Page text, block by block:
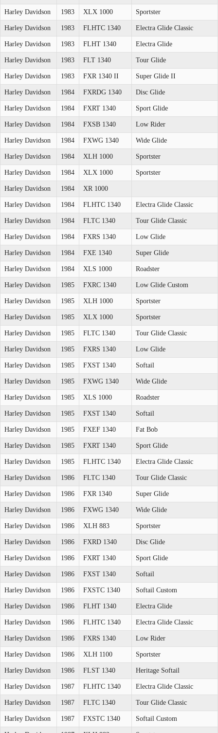
Harley Davidson 1983 XLX 1000 Sportster
Harley Davidson 1983 FLHTC 1340 Electra Glide Classic
Harley Davidson 1983 FLHT 1340 Electra Glide
Harley Davidson 1983 FLT 1340 Tour Glide
Harley Davidson 1983 FXR 1340 II Super Glide II
Harley Davidson 1984 FXRDG 1340 Disc Glide
Harley Davidson 1984 FXRT 1340 Sport Glide
Harley Davidson 1984 FXSB 1340 Low Rider
Harley Davidson 1984 FXWG 1340 Wide Glide
Harley Davidson 1984 XLH 1000 Sportster
Harley Davidson 1984 XLX 1000 Sportster
Harley Davidson 1984 XR 1000
Harley Davidson 1984 FLHTC 1340 Electra Glide Classic
Harley Davidson 1984 FLTC 1340 Tour Glide Classic
Harley Davidson 1984 FXRS 1340 Low Glide
Harley Davidson 1984 FXE 1340 Super Glide
Harley Davidson 1984 XLS 1000 Roadster
Harley Davidson 1985 FXRC 1340 Low Glide Custom
Harley Davidson 1985 XLH 1000 Sportster
Harley Davidson 1985 XLX 1000 Sportster
Harley Davidson 1985 FLTC 1340 Tour Glide Classic
Harley Davidson 1985 FXRS 1340 Low Glide
Harley Davidson 1985 FXST 1340 Softail
Harley Davidson 1985 FXWG 1340 Wide Glide
Harley Davidson 1985 XLS 1000 Roadster
Harley Davidson 1985 FXST 1340 Softail
Harley Davidson 1985 FXEF 1340 Fat Bob
Harley Davidson 1985 FXRT 1340 Sport Glide
Harley Davidson 1985 FLHTC 1340 Electra Glide Classic
Harley Davidson 1986 FLTC 1340 Tour Glide Classic
Harley Davidson 1986 FXR 1340 Super Glide
Harley Davidson 1986 FXWG 1340 Wide Glide
Harley Davidson 1986 XLH 883 Sportster
Harley Davidson 1986 FXRD 1340 Disc Glide
Harley Davidson 1986 FXRT 1340 Sport Glide
Harley Davidson 1986 FXST 1340 Softail
Harley Davidson 1986 FXSTC 1340 Softail Custom
Harley Davidson 1986 FLHT 1340 Electra Glide
Harley Davidson 1986 FLHTC 1340 Electra Glide Classic
Harley Davidson 1986 FXRS 1340 Low Rider
Harley Davidson 1986 XLH 1100 Sportster
Harley Davidson 1986 FLST 1340 Heritage Softail
Harley Davidson 1987 FLHTC 1340 Electra Glide Classic
Harley Davidson 1987 FLTC 1340 Tour Glide Classic
Harley Davidson 1987 FXSTC 1340 Softail Custom